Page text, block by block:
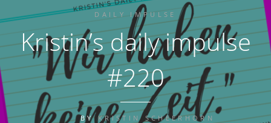
DAILY IMPULSE
Kristin’s daily impulse
#220
BYKRISTIN SCHEERHORN